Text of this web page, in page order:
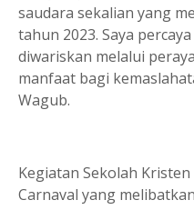
saudara sekalian yang
tahun 2023. Saya
diwariskan melalui
manfaat bagi
Wagub.
Kegiatan Sekolah
Carnaval yang